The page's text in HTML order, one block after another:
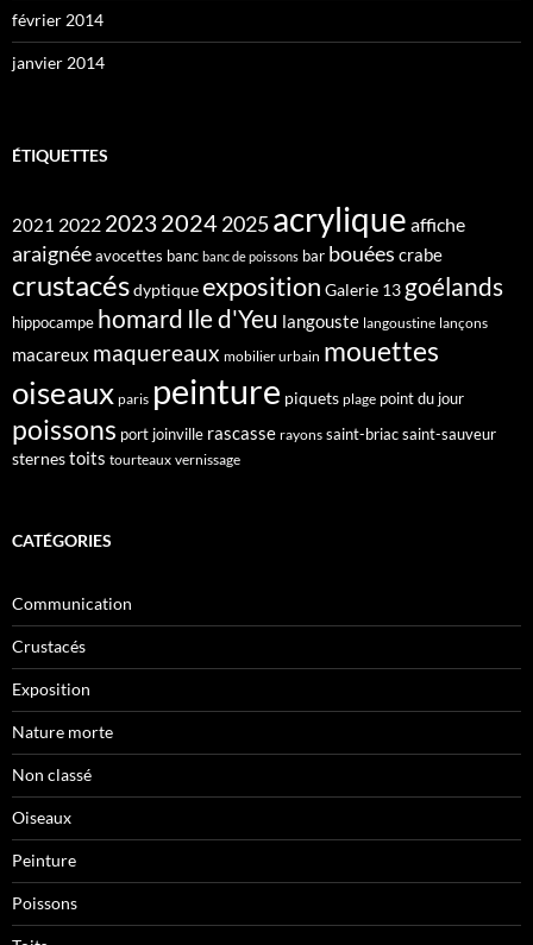
février 2014
janvier 2014
ÉTIQUETTES
2021 2022 202320242025acrylique affiche
araignéeavocettes banc banc de poissons bar bouées crabe
crustacésdyptiqueexposition Galerie 13 goélands
hippocampe homard Ile d'Yeu langouste langoustine lançons
macareux maquereaux mobilier urbain mouettes
oiseaux paris peinture piquets plage point du jour
poissons port joinville rascasse rayons saint-briacsaint-sauveur
sternestoits tourteaux vernissage
CATÉGORIES
Communication
Crustacés
Exposition
Nature morte
Non classé
Oiseaux
Peinture
Poissons